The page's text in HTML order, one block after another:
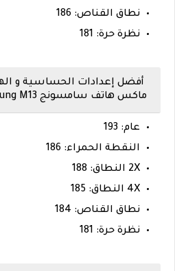
نطاق القناص: 186
نظرة حرة: 181
أفضل إعدادات الحساسية و
ماكس هاتف سامسونج Samsung M13 :
عام: 193
النقطة الحمراء: 186
2X النطاق: 188
4X النطاق: 185
نطاق القناص: 184
نظرة حرة: 181